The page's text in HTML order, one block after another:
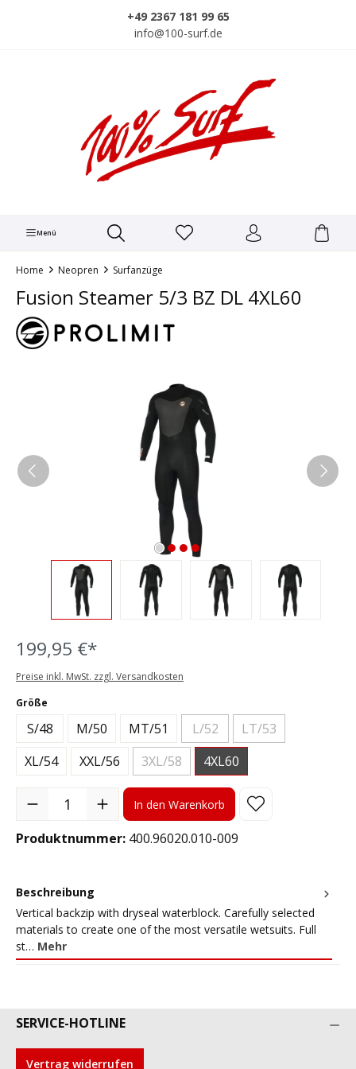
+49 2367 181 99 65
info@100-surf.de
Menü
Home Neopren Surfanzüge
Fusion Steamer 5/3 BZ DL 4XL60
Bildergalerie überspringen
199,95 €*
Preise inkl. MwSt. zzgl. Versandkosten
Größe
S/48 M/50 MT/51 L/52(Diese Option ist zurzeit nicht
LT/53(Diese Option ist
XL/54 XXL/56 3XL/58(Diese Option ist zurzeit nicht verfügbar.)
4XL60
Produkt Anzahl: Gib den gewünschten Wert ein oder benutze
In den Warenkorb
Produktnummer: 400.96020.010-009
Beschreibung
Vertical backzip with dryseal waterblock. Carefully selected
materials to create one of the most versatile wetsuits. Full
st… Mehr
SERVICE-HOTLINE
Vertrag widerrufen